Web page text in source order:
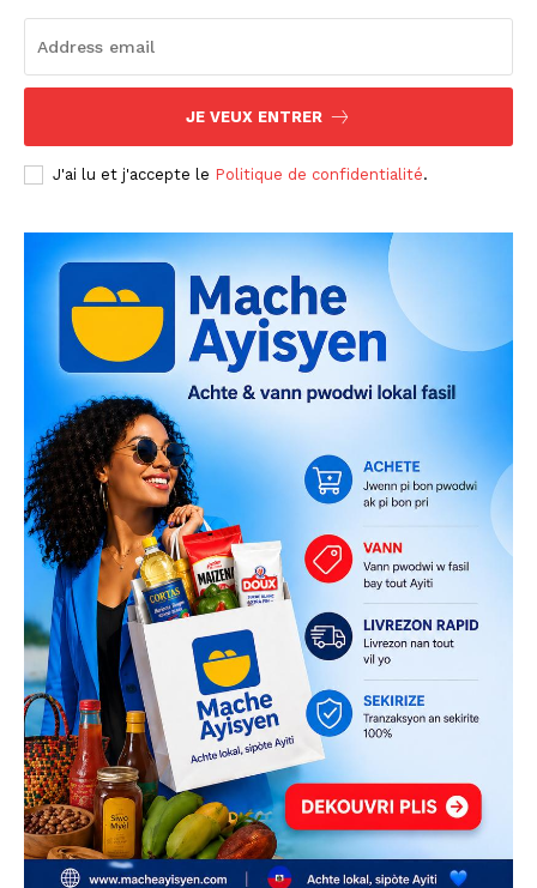
JE VEUX ENTRER
J'ai lu et j'accepte le Politique de confidentialité.